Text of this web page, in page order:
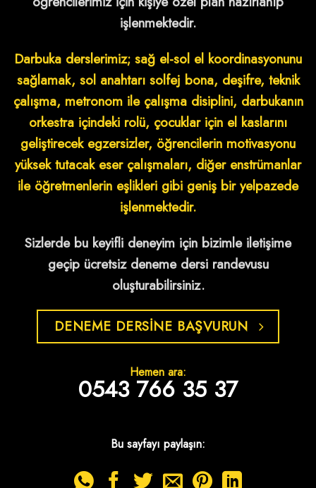
işlenmektedir.
Darbuka derslerimiz; sağ el-sol el koordinasyonunu
sağlamak, sol anahtarı solfej bona, deşifre, teknik
çalışma, metronom ile çalışma disiplini, darbukanın
orkestra içindeki rolü, çocuklar için el kaslarını
geliştirecek egzersizler, öğrencilerin motivasyonu
yüksek tutacak eser çalışmaları, diğer enstrümanlar
ile öğretmenlerin eşlikleri gibi geniş bir yelpazede
işlenmektedir.
Sizlerde bu keyifli deneyim için bizimle iletişime
geçip ücretsiz deneme dersi randevusu
oluşturabilirsiniz.
DENEME DERSİNE BAŞVURUN
Hemen ara:
0543 766 35 37
Bu sayfayı paylaşın: